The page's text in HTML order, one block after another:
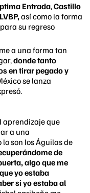
Entrada,Castillo
así como la forma
su regreso
a una forma tan
donde tanto
en tirar pegado y
se lanza
aprendizaje que
a una
son los Águilas de
de
algo que me
yo estaba
si yo estaba al